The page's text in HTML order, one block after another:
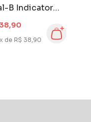
B Indicator
Collection 4
de R$ 38,90